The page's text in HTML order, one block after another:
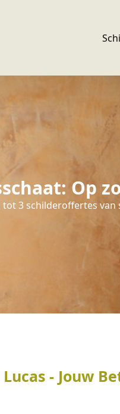
Op
tot 3 schilderoffertes van
- Jouw